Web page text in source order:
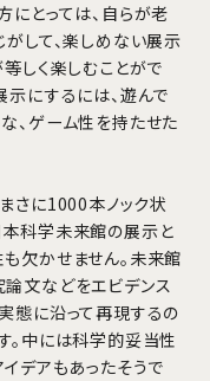
にとっては、自らが老
して、楽しめない展示
しく楽しむことがで
示にするには、遊んで
、ゲーム性を持たせた
さに1000本ノック状
科学未来館の展示と
欠かせません。未来館
文などをエビデンス
態に沿って再現するの
。中には科学的妥当性
デアもあったそうで